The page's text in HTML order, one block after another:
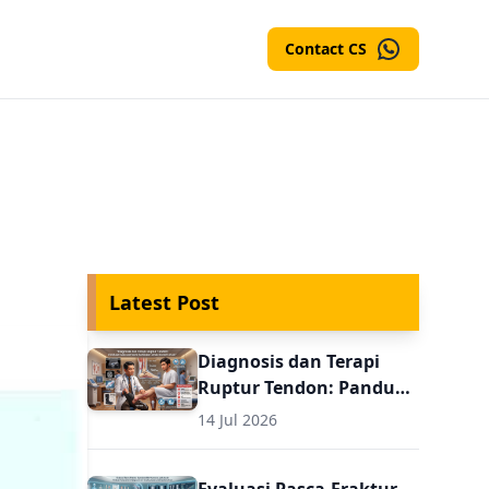
Contact CS
Latest Post
Diagnosis dan Terapi
Ruptur Tendon: Panduan
Evaluasi Pasca
14 Jul 2026